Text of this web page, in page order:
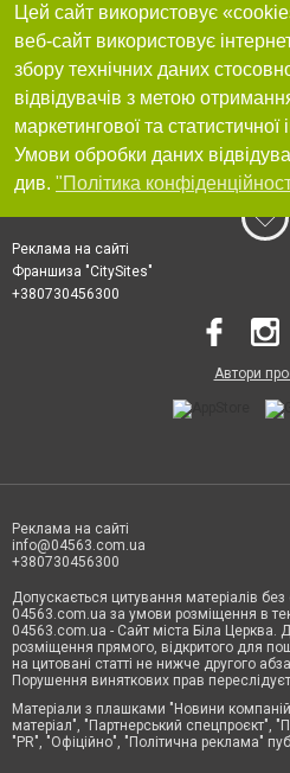
Цей сайт використовує
веб-сайт використовує
збору технічних даних
відвідувачів з метою
маркетингової та статистичної
Умови обробки даних
див. "Політика
Реклама на сайті
Франшиза "CitySites"
+380730456300
Автори
Реклама на сайті
info@04563.com.ua
+380730456300
Допускається цитування матеріалів
04563.com.ua за умови розміщення в
04563.com.ua - Сайт міста Біла Церква.
розміщення прямого, відкритого для
на цитовані статті не нижче другого
Порушення виняткових прав
Матеріали з плашками "Новини
матеріал", "Партнерський спецпроєкт",
"PR", "Офіційно", "Політична реклама"